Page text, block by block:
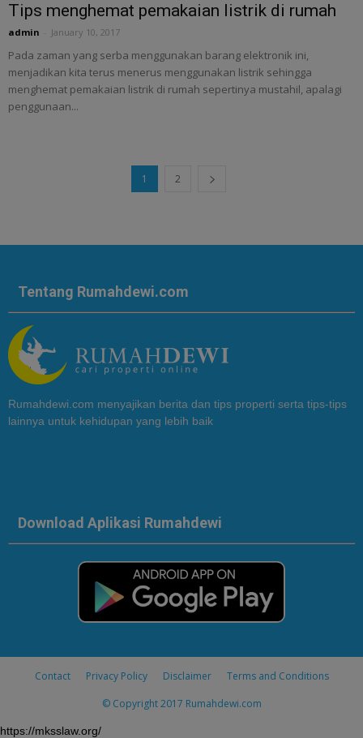
Tips menghemat pemakaian listrik di rumah
admin January 10, 2017
Pada zaman yang serba menggunakan barang elektronik ini,
menjadikan kita terus menerus menggunakan listrik sehingga
menghemat pemakaian listrik di rumah sepertinya mustahil, apalagi
penggunaan...
1 2
Tentang Rumahdewi.com
Rumahdewi.com menyajikan berita dan tips properti serta tips-tips
lainnya untuk kehidupan yang lebih baik
Download Aplikasi Rumahdewi
Contact Privacy Policy Disclaimer
Terms and Conditions
© Copyright 2017 Rumahdewi.com
https://mksslaw.org/